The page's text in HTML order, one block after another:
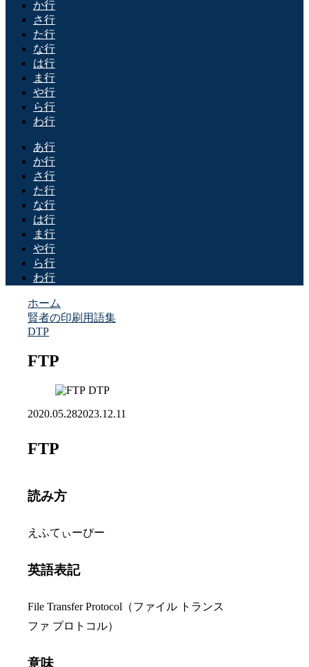
か行
さ行
た行
な行
は行
ま行
や行
ら行
わ行
あ行
か行
さ行
た行
な行
は行
ま行
や行
ら行
わ行
ホーム
賢者の印刷用語集
DTP
FTP
DTP
2020.05.282023.12.11
FTP
読み方
えふてぃーぴー
英語表記
File Transfer Protocol（ファイル トランス
ファ プロトコル）
意味